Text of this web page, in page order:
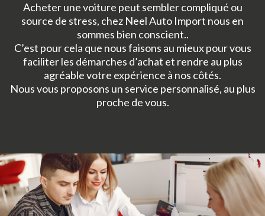
Acheter une voiture peut sembler compliqué ou
source de stress, chez Neel Auto Import nous en
sommes bien conscient..
C’est pour cela que nous faisons au mieux pour vous
faciliter les démarches d’achat et rendre au plus
agréable votre expérience à nos côtés.
Nous vous proposons un service personnalisé, au plus
proche de vous.